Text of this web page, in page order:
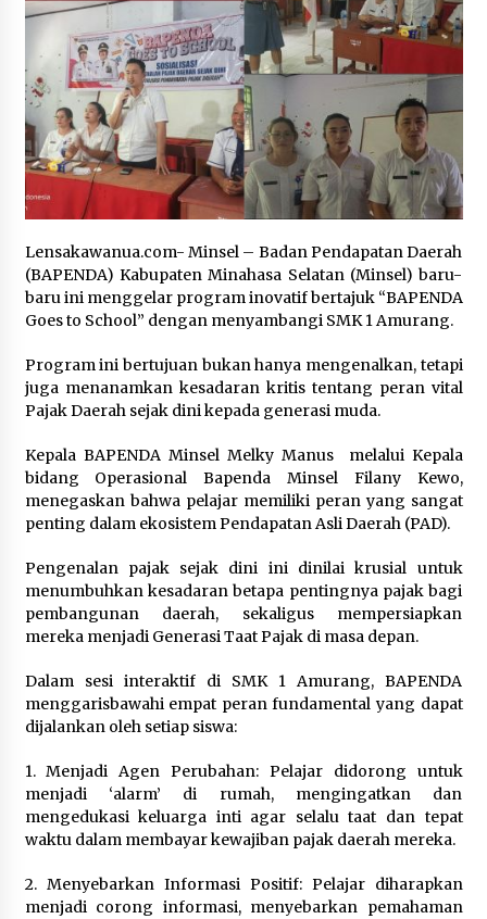
Pemerintah Klaim Mulai Pulihkan PDN
July 15, 2024
Apakah Pemilih Perempuan Pilih Caleg
Perempuan?
February 19, 2024
Gunung Marapi Semburkan Awan Abu
Seminggu Setelah Letusan Mematikan
December 14, 2023
Pemilih Pemula di Tengah Banjir Informasi
tentang Pemilu
January 31, 2024
Beryl Mendarat sebagai Badai Kategori 4 di
Pulau Dekat Grenada
July 3, 2024
Lensakawanua.com- Minsel – Badan Pendapatan Daerah
(BAPENDA) Kabupaten Minahasa Selatan (Minsel) baru-
baru ini menggelar program inovatif bertajuk “BAPENDA
Goes to School” dengan menyambangi SMK 1 Amurang.
‎‎Program ini bertujuan bukan hanya mengenalkan, tetapi
juga menanamkan kesadaran kritis tentang peran vital
Pajak Daerah sejak dini kepada generasi muda.‎‎
Kepala BAPENDA Minsel Melky Manus melalui Kepala
bidang Operasional Bapenda Minsel Filany Kewo,
menegaskan bahwa pelajar memiliki peran yang sangat
penting dalam ekosistem Pendapatan Asli Daerah (PAD). ‎‎
Pengenalan pajak sejak dini ini dinilai krusial untuk
menumbuhkan kesadaran betapa pentingnya pajak bagi
pembangunan daerah, sekaligus mempersiapkan
mereka menjadi Generasi Taat Pajak di masa depan.‎‎‎
Dalam sesi interaktif di SMK 1 Amurang, BAPENDA
menggarisbawahi empat peran fundamental yang dapat
dijalankan oleh setiap siswa:‎
1. Menjadi Agen Perubahan: Pelajar didorong untuk
menjadi ‘alarm’ di rumah, mengingatkan dan
mengedukasi keluarga inti agar selalu taat dan tepat
waktu dalam membayar kewajiban pajak daerah mereka.
‎2. Menyebarkan Informasi Positif: Pelajar diharapkan
menjadi corong informasi, menyebarkan pemahaman